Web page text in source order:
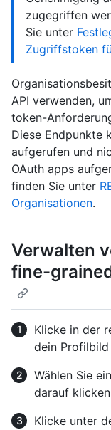
zugegriffen
Sie unter
Zugriffstoken
API verwenden,
token-
Diese Endpunkte
aufgerufen und
OAuth apps
finden Sie unter
Organisationen.
Verwalten
fine-
Klicke in der
dein
Wählen Sie
darauf
Klicke unter